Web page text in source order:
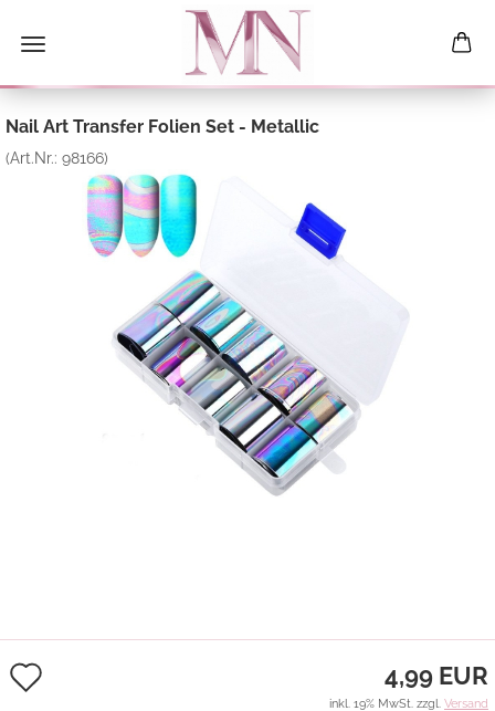
Nail Art Transfer Folien Set - Metallic
(Art.Nr.: 98166)
4,99 EUR
inkl. 19% MwSt. zzgl. Versand